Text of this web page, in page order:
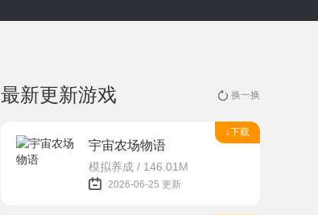
最新更新游戏 换一换
↓下载
宇宙农场物语
模拟养成 / 146.01M
2026-06-25 更新